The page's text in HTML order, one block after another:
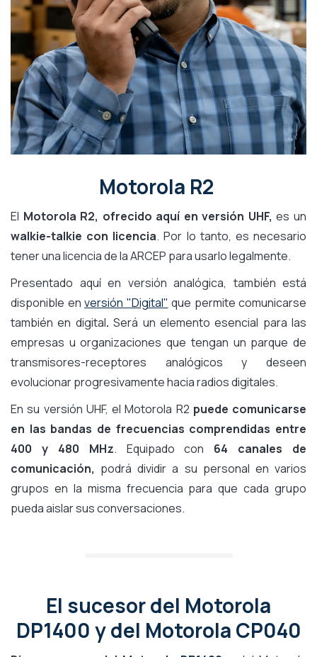
Motorola R2
El Motorola R2, ofrecido aquí en versión UHF, es un
walkie-talkie con licencia. Por lo tanto, es necesario
tener una licencia de la ARCEP para usarlo legalmente.
Presentado aquí en versión analógica, también está
disponible en versión "Digital" que permite comunicarse
también en digital. Será un elemento esencial para las
empresas u organizaciones que tengan un parque de
transmisores-receptores analógicos y deseen
evolucionar progresivamente hacia radios digitales.
En su versión UHF, el Motorola R2 puede comunicarse
en las bandas de frecuencias comprendidas entre
400 y 480 MHz. Equipado con 64 canales de
comunicación, podrá dividir a su personal en varios
grupos en la misma frecuencia para que cada grupo
pueda aislar sus conversaciones.
El sucesor del Motorola
DP1400 y del Motorola CP040